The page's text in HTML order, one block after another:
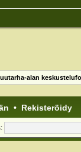
alan
• Rekisteröidy